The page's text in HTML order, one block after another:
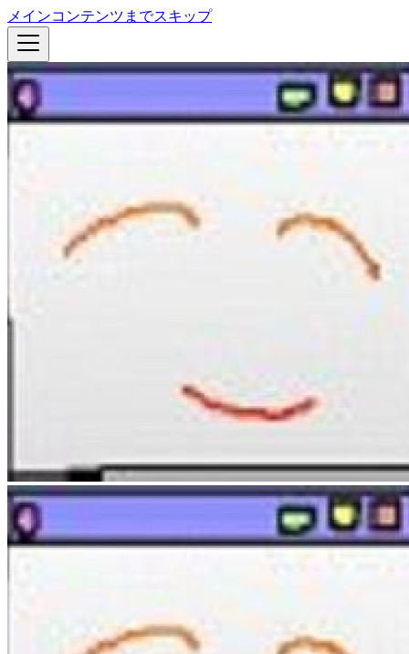
メインコンテンツまでスキップ